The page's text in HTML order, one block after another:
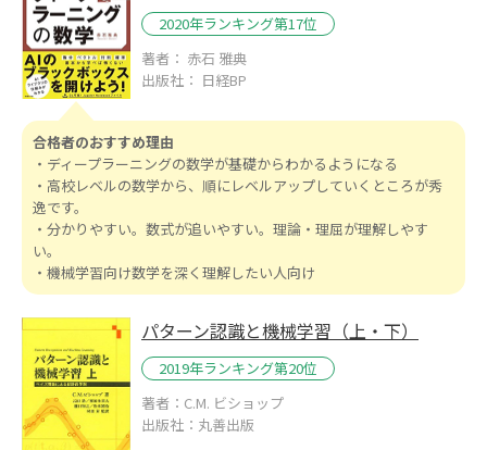
2020年ランキング第17位
著者： 赤石 雅典
出版社： 日経BP
合格者のおすすめ理由
・ディープラーニングの数学が基礎からわかるようになる
・高校レベルの数学から、順にレベルアップしていくところが秀
逸です。
・分かりやすい。数式が追いやすい。理論・理屈が理解しやす
い。
・機械学習向け数学を深く理解したい人向け
パターン認識と機械学習（上・下）
2019年ランキング第20位
著者：C.M. ビショップ
出版社：丸善出版